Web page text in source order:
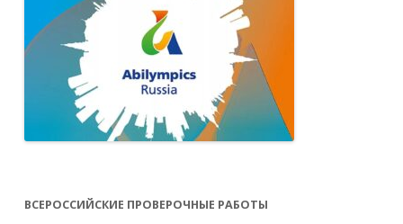
ВСЕРОССИЙСКИЕ ПРОВЕРОЧНЫЕ РАБОТЫ